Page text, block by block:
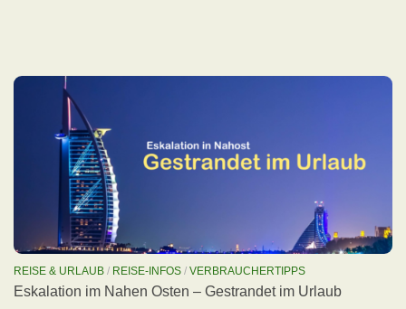
REISE & URLAUB / REISE-INFOS / VERBRAUCHERTIPPS
Eskalation im Nahen Osten – Gestrandet im Urlaub